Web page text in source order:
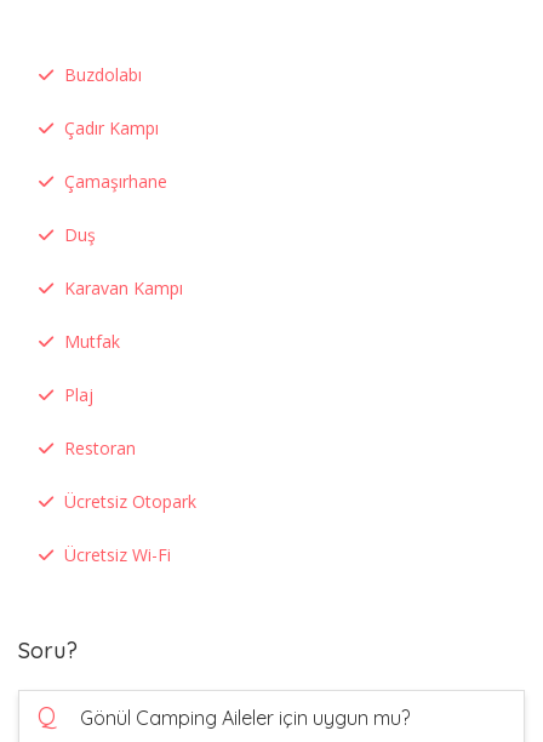
Buzdolabı
Çadır Kampı
Çamaşırhane
Duş
Karavan Kampı
Mutfak
Plaj
Restoran
Ücretsiz Otopark
Ücretsiz Wi-Fi
Soru?
Q Gönül Camping Aileler için uygun mu?